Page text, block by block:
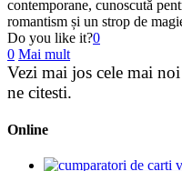
contemporane, cunoscută
romantism și un strop de
Do you like it?0
0 Mai mult
Vezi mai jos cele mai noi
ne citesti.
Online